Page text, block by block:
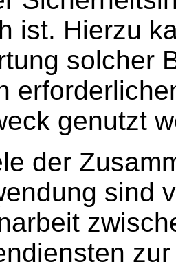
ist. Hierzu
solcher
genutzt
der
sind